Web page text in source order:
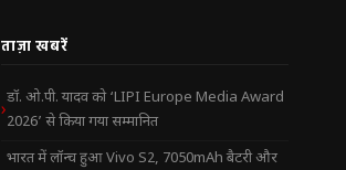
ताज़ा खबरें
डॉ. ओ.पी. यादव को ‘LIPI Europe Media Award
2026’ से किया गया सम्मानित
भारत में लॉन्च हुआ Vivo S2, 7050mAh बैटरी और